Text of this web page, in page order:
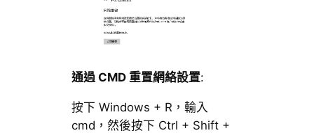
通過 CMD 重置網絡設置:
按下 Windows + R，輸入
cmd，然後按下 Ctrl + Shift +